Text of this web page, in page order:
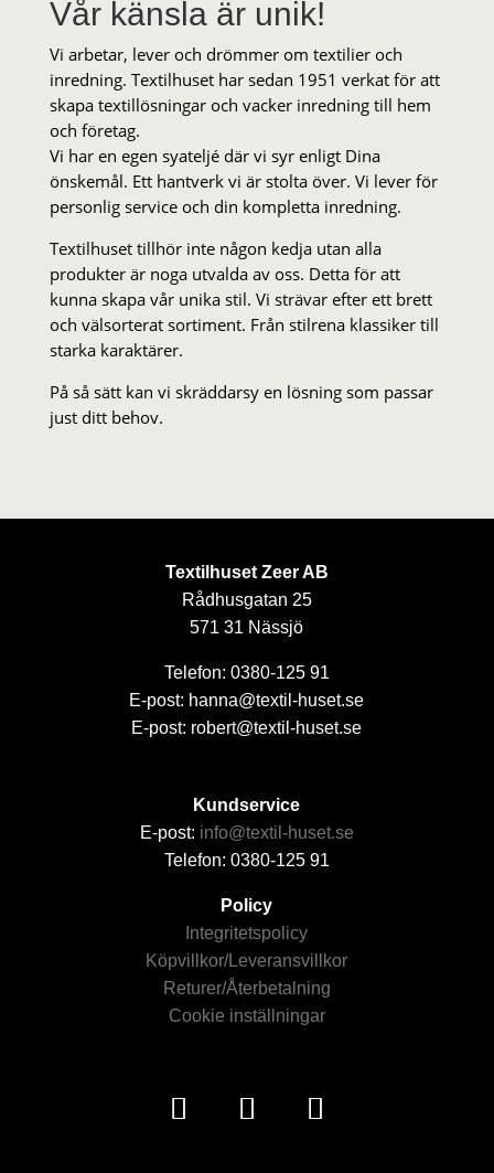
Vår känsla är unik!
Vi arbetar, lever och drömmer om textilier och
inredning. Textilhuset har sedan 1951 verkat för att
skapa textillösningar och vacker inredning till hem
och företag.
Vi har en egen syateljé där vi syr enligt Dina
önskemål. Ett hantverk vi är stolta över. Vi lever för
personlig service och din kompletta inredning.
Textilhuset tillhör inte någon kedja utan alla
produkter är noga utvalda av oss. Detta för att
kunna skapa vår unika stil. Vi strä­var efter ett brett
och välsorterat sor­ti­ment. Från stil­rena klas­siker till
starka karaktärer.
På så sätt kan vi skräddarsy en lösning som passar
just ditt behov.
Textilhuset Zeer AB
Rådhusgatan 25
571 31 Nässjö
Telefon: 0380-125 91
E-post: hanna@textil-huset.se
E-post: robert@textil-huset.se
Kundservice
E-post: info@textil-huset.se
Telefon: 0380-125 91
Policy
Integritetspolicy
Köpvillkor/Leveransvillkor
Returer/Återbetalning
Cookie inställningar